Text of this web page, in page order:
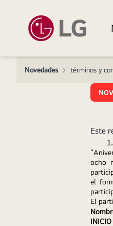
Novedades > términos y
Este
ocho
el
El